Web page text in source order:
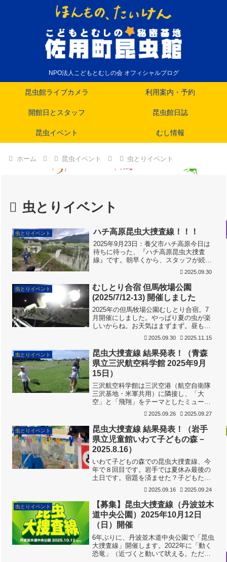
NPO法人こどもとむしの会 オフィシャルブログ
昆虫館ライブカメラ 利用案内・予約
開館日とスタッフ 昆虫館日誌
昆虫イベント むし情報
ホーム 昆虫イベント 虫とりイベント
虫とりイベント
虫とりイベント ハチ高原昆虫大捜査線！！！
2025年9月23日：養父市ハチ高原今日は
待ちに待った、『ハチ高原昆虫大捜査
線』です。朝早くから、スタッフが続々
と集合。あーだこーだと話しながら、準
備を進めました。その間に、キッズスタ
ッフは「みほん」のトンボを採るのに夢
中です。ねらいは、小...
2025.09.30
虫とりイベント
むしとり合宿 但馬牧場公園
(2025/7/12-13) 開催しました
2025年の但馬牧場公園むしとり合宿。7
月開催にしました。やっぱり夏の虫が楽
しいからね。お天気はまずまず。昼も夜
も期待できます。リフトで楽ちん徒歩も
楽しいいい虫をゲットルリボシカミキ
リ。ナイスサイズ。みんなのようす、ド
ローン撮影です。ドロー...
2025.09.30 2025.11.15
虫とりイベント
昆虫大捜査線 結果発表！（青森
県立三沢航空科学館 2025年9月
15日）
三沢航空科学館は三沢空港（航空自衛隊
三沢基地・米軍共用）に隣接し、「大
空」と「飛翔」をテーマとしたミュージ
アムです。「大空」と「飛翔」って、虫
のことやん！！ということで、「昆虫大
捜査線」を開催してきました。今日は、
さわやかな秋晴れ。関西はま...
2025.09.26 2025.09.27
虫とりイベント
昆虫大捜査線 結果発表！（岩手
県立児童館いわて子どもの森－
2025.8.16）
いわて子どもの森での昆虫大捜査線、今
年で８回目です。岩手では夏休み最後の
土日です。宿題を済ませた？子どもたち
て、結果はいかに。結果発表！122人の
参加者が、74種類、308匹の虫をつかま
えました。つかまえた...
2025.09.16 2025.09.24
虫とりイベント
【募集】昆虫大捜査線（丹波並木
道中央公園）2025年10月12日
（日）開催
6年ぶりに、丹波並木道中央公園で「昆虫
大捜査線」開催します。2022年に「動く
恐竜」（近づくと動いて吠える。ただし